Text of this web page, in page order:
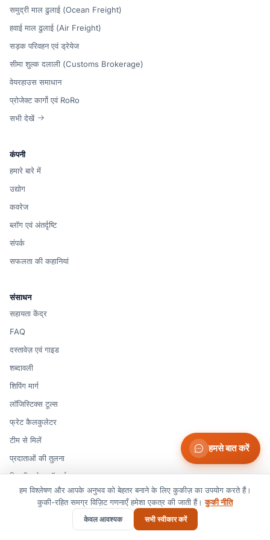
समुद्री माल ढुलाई (Ocean Freight)
हवाई माल ढुलाई (Air Freight)
सड़क परिवहन एवं ड्रेयेज
सीमा शुल्क दलाली (Customs Brokerage)
वेयरहाउस समाधान
प्रोजेक्ट कार्गो एवं RoRo
सभी देखें
कंपनी
हमारे बारे में
उद्योग
कवरेज
ब्लॉग एवं अंतर्दृष्टि
संपर्क
सफलता की कहानियां
संसाधन
सहायता केंद्र
FAQ
दस्तावेज़ एवं गाइड
शब्दावली
शिपिंग मार्ग
लॉजिस्टिक्स टूल्स
फ्रेट कैलकुलेटर
टीम से मिलें
प्रदाताओं की तुलना
मियामी फ्रेट फॉरवर्डर
चीन आयात सुविधा सेवा
हमसे बात करें
हम विश्लेषण और आपके अनुभव को बेहतर बनाने के लिए कुकीज़ का उपयोग करते हैं।
कुकी-रहित समग्र विज़िट गणनाएँ हमेशा एकत्र की जाती हैं।कुकी नीति
केवल आवश्यक सभी स्वीकार करें